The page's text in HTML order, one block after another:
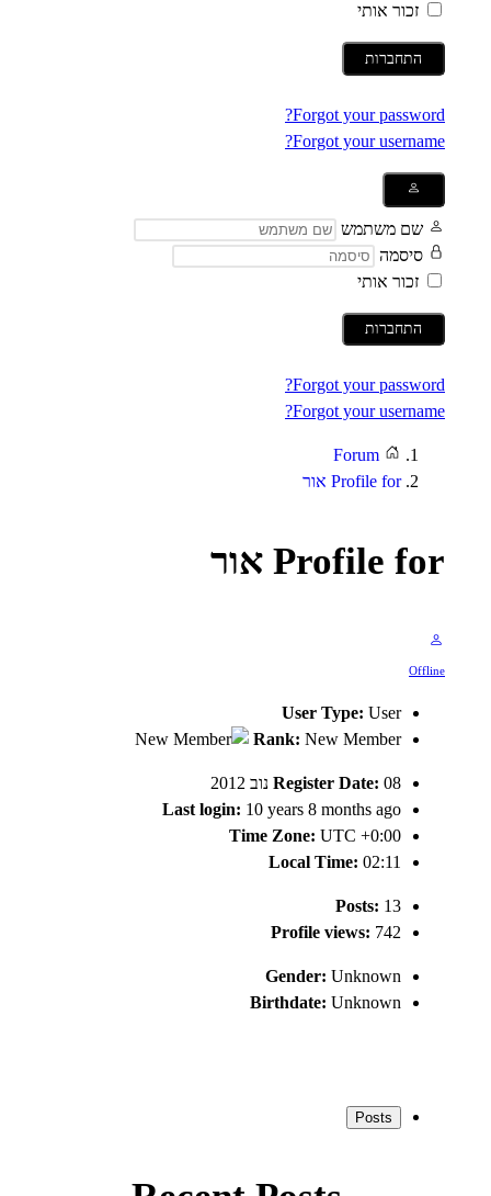
זכור אותי
התחברות
Forgot your password?
Forgot your username?
שם משתמש
סיסמה
זכור אותי
התחברות
Forgot your password?
Forgot your username?
Forum
Profile for אור
Profile for אור
Offline
User Type: User
Rank: New Member
Register Date: 08 נוב 2012
Last login: 10 years 8 months ago
Time Zone: UTC +0:00
Local Time: 02:11
Posts: 13
Profile views: 742
Gender: Unknown
Birthdate: Unknown
Posts